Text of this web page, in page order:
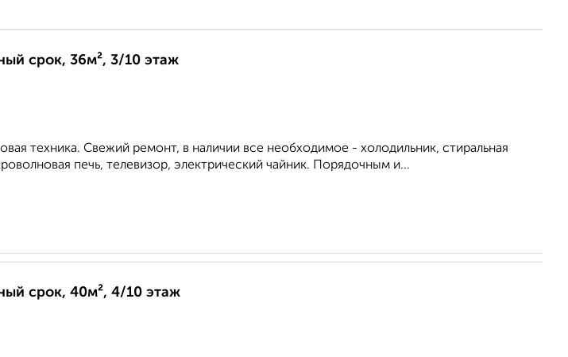
срок, 36м², 3/10 этаж
техника. Свежий ремонт, в наличии все необходимое - холодильник, стиральная
печь, телевизор, электрический чайник. Порядочным и...
срок, 40м², 4/10 этаж